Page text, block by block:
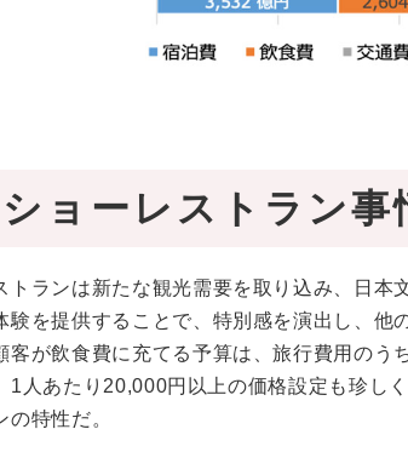
ョーレストラン事
トランは新たな観光需要を取り込み、日
験を提供することで、特別感を演出し、
客が飲食費に充てる予算は、旅行費用の
1人あたり20,000円以上の価格設定も珍し
の特性だ。